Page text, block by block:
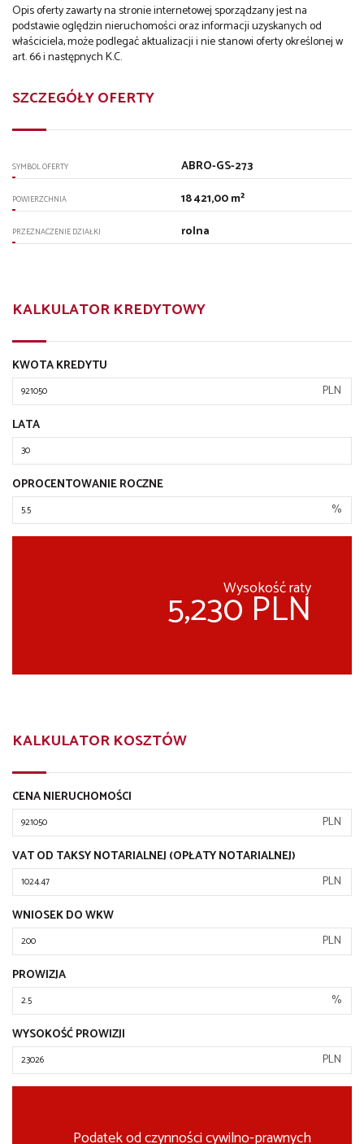
Opis oferty zawarty na stronie internetowej sporządzany jest na
podstawie oględzin nieruchomości oraz informacji uzyskanych od
właściciela, może podlegać aktualizacji i nie stanowi oferty określonej w
art. 66 i następnych K.C.
SZCZEGÓŁY OFERTY
SYMBOL OFERTY ABRO-GS-273
POWIERZCHNIA 18 421,00 m²
PRZEZNACZENIE DZIAŁKI rolna
KALKULATOR KREDYTOWY
KWOTA KREDYTU
PLN
LATA
OPROCENTOWANIE ROCZNE
%
Wysokość raty
5,230 PLN
KALKULATOR KOSZTÓW
CENA NIERUCHOMOŚCI
PLN
VAT OD TAKSY NOTARIALNEJ (OPŁATY NOTARIALNEJ)
PLN
WNIOSEK DO WKW
PLN
PROWIZJA
%
WYSOKOŚĆ PROWIZJI
PLN
Podatek od czynności cywilno-prawnych